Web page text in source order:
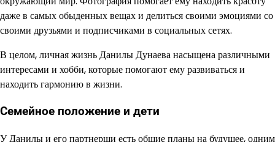
даже в самых обыденных вещах и делиться своими эмоциями со
своими друзьями и подписчиками в социальных сетях.
В целом, личная жизнь Данилы Дунаева насыщена различными
интересами и хобби, которые помогают ему развиваться и
находить гармонию в жизни.
Семейное положение и дети
У Данилы и его партнерши есть общие планы на будущее, одним